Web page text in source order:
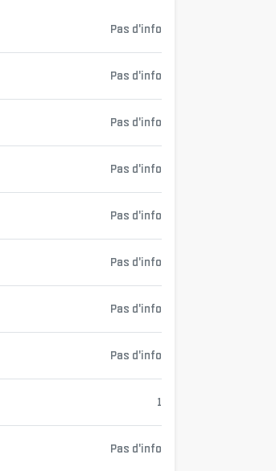
Pas d'info
Pas d'info
Pas d'info
Pas d'info
Pas d'info
Pas d'info
Pas d'info
Pas d'info
1
Pas d'info